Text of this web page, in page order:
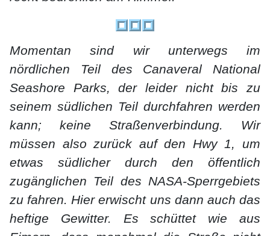
Momentan sind wir unterwegs im
nördlichen Teil des Canaveral National
Seashore Parks, der leider nicht bis zu
seinem südlichen Teil durchfahren werden
kann; keine Straßenverbindung. Wir
müssen also zurück auf den Hwy 1, um
etwas südlicher durch den öffentlich
zugänglichen Teil des NASA-Sperrgebiets
zu fahren. Hier erwischt uns dann auch das
heftige Gewitter. Es schüttet wie aus